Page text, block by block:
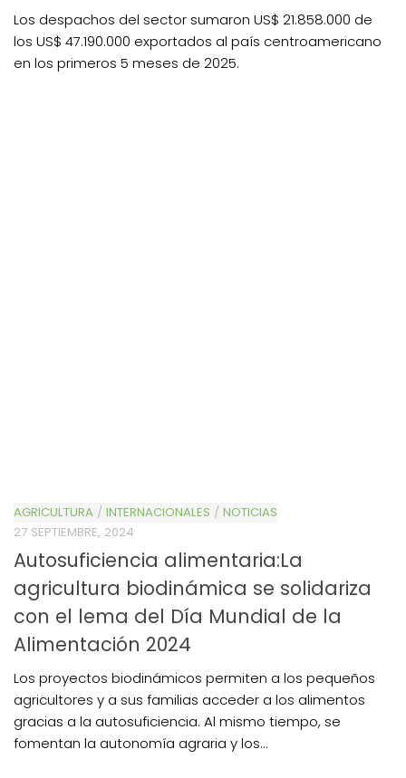
Los despachos del sector sumaron US$ 21.858.000 de
los US$ 47.190.000 exportados al país centroamericano
en los primeros 5 meses de 2025.
AGRICULTURA / INTERNACIONALES / NOTICIAS
27 SEPTIEMBRE, 2024
Autosuficiencia alimentaria:La
agricultura biodinámica se solidariza
con el lema del Día Mundial de la
Alimentación 2024
Los proyectos biodinámicos permiten a los pequeños
agricultores y a sus familias acceder a los alimentos
gracias a la autosuficiencia. Al mismo tiempo, se
fomentan la autonomía agraria y los...